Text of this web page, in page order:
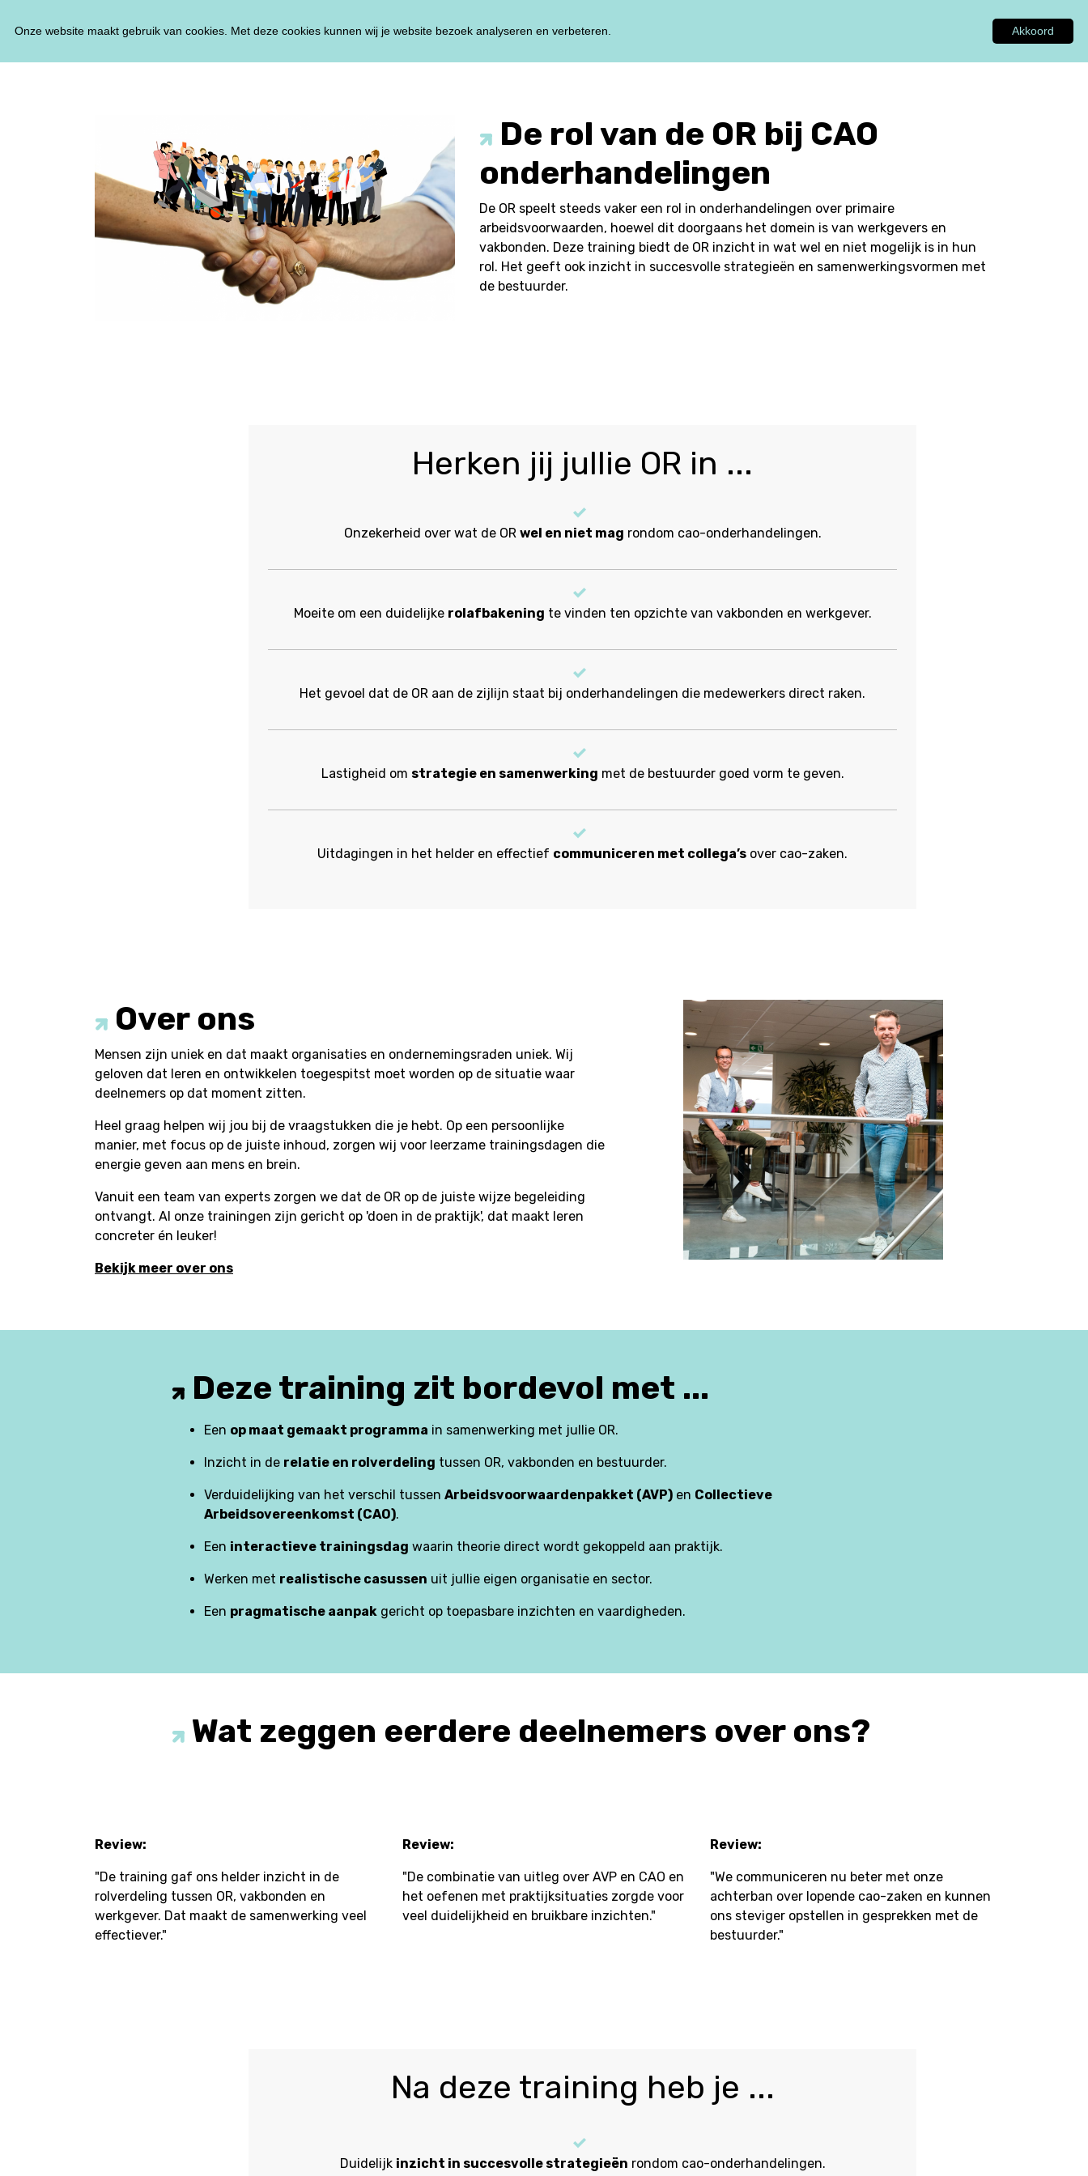
De rol van de OR bij CAO
onderhandelingen
De OR speelt steeds vaker een rol in onderhandelingen over primaire
arbeidsvoorwaarden, hoewel dit doorgaans het domein is van werkgevers en
vakbonden. Deze training biedt de OR inzicht in wat wel en niet mogelijk is in hun
rol. Het geeft ook inzicht in succesvolle strategieën en samenwerkingsvormen met
de bestuurder.
Herken jij jullie OR in ...
Onzekerheid over wat de OR wel en niet mag rondom cao-onderhandelingen.
Moeite om een duidelijke rolafbakening te vinden ten opzichte van vakbonden en werkgever.
Het gevoel dat de OR aan de zijlijn staat bij onderhandelingen die medewerkers direct raken.
Lastigheid om strategie en samenwerking met de bestuurder goed vorm te geven.
Uitdagingen in het helder en effectief communiceren met collega’s over cao-zaken.
Over ons
Mensen zijn uniek en dat maakt organisaties en ondernemingsraden uniek. Wij
geloven dat leren en ontwikkelen toegespitst moet worden op de situatie waar
deelnemers op dat moment zitten.
Heel graag helpen wij jou bij de vraagstukken die je hebt. Op een persoonlijke
manier, met focus op de juiste inhoud, zorgen wij voor leerzame trainingsdagen die
energie geven aan mens en brein.
Vanuit een team van experts zorgen we dat de OR op de juiste wijze begeleiding
ontvangt. Al onze trainingen zijn gericht op 'doen in de praktijk', dat maakt leren
concreter én leuker!
Bekijk meer over ons
Deze training zit bordevol met ...
Een op maat gemaakt programma in samenwerking met jullie OR.
Inzicht in de relatie en rolverdeling tussen OR, vakbonden en bestuurder.
Verduidelijking van het verschil tussen Arbeidsvoorwaardenpakket (AVP) en Collectieve
Arbeidsovereenkomst (CAO).
Een interactieve trainingsdag waarin theorie direct wordt gekoppeld aan praktijk.
Werken met realistische casussen uit jullie eigen organisatie en sector.
Een pragmatische aanpak gericht op toepasbare inzichten en vaardigheden.
Wat zeggen eerdere deelnemers over ons?
Review:
"De training gaf ons helder inzicht in de
rolverdeling tussen OR, vakbonden en
werkgever. Dat maakt de samenwerking veel
effectiever."
Review:
"De combinatie van uitleg over AVP en CAO en
het oefenen met praktijksituaties zorgde voor
veel duidelijkheid en bruikbare inzichten."
Review:
"We communiceren nu beter met onze
achterban over lopende cao-zaken en kunnen
ons steviger opstellen in gesprekken met de
bestuurder."
Na deze training heb je ...
Duidelijk inzicht in succesvolle strategieën rondom cao-onderhandelingen.
Akkoord
Onze website maakt gebruik van cookies. Met deze cookies kunnen wij je website bezoek analyseren en verbeteren.